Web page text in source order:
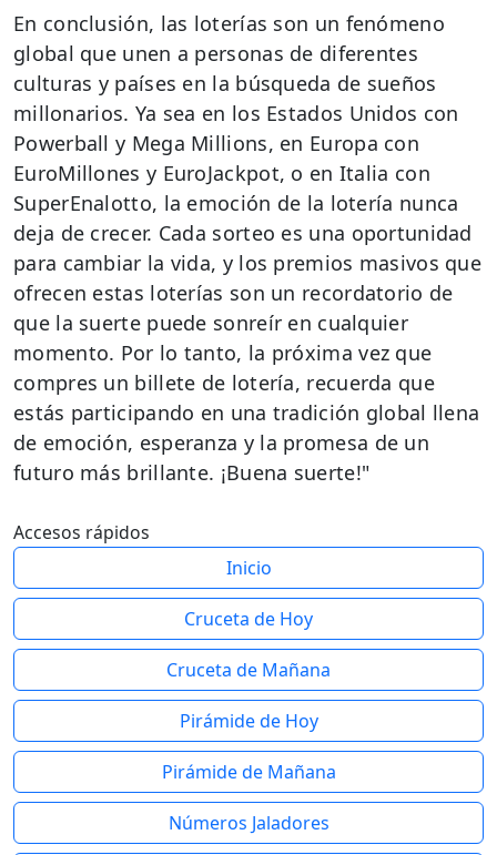
En conclusión, las loterías son un fenómeno
global que unen a personas de diferentes
culturas y países en la búsqueda de sueños
millonarios. Ya sea en los Estados Unidos con
Powerball y Mega Millions, en Europa con
EuroMillones y EuroJackpot, o en Italia con
SuperEnalotto, la emoción de la lotería nunca
deja de crecer. Cada sorteo es una oportunidad
para cambiar la vida, y los premios masivos que
ofrecen estas loterías son un recordatorio de
que la suerte puede sonreír en cualquier
momento. Por lo tanto, la próxima vez que
compres un billete de lotería, recuerda que
estás participando en una tradición global llena
de emoción, esperanza y la promesa de un
futuro más brillante. ¡Buena suerte!"
Accesos rápidos
Inicio
Cruceta de Hoy
Cruceta de Mañana
Pirámide de Hoy
Pirámide de Mañana
Números Jaladores